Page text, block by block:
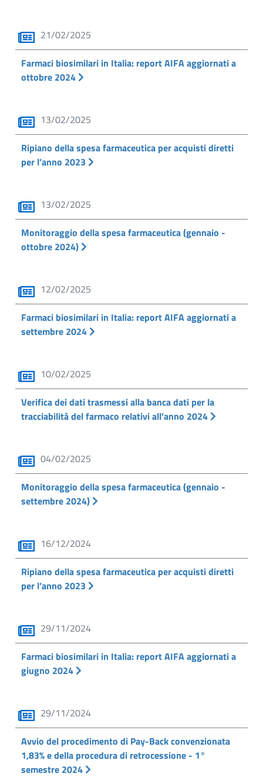
21/02/2025
Farmaci biosimilari in Italia: report AIFA aggiornati a
ottobre 2024
13/02/2025
Ripiano della spesa farmaceutica per acquisti diretti
per l’anno 2023
13/02/2025
Monitoraggio della spesa farmaceutica (gennaio -
ottobre 2024)
12/02/2025
Farmaci biosimilari in Italia: report AIFA aggiornati a
settembre 2024
10/02/2025
Verifica dei dati trasmessi alla banca dati per la
tracciabilità del farmaco relativi all’anno 2024
04/02/2025
Monitoraggio della spesa farmaceutica (gennaio -
settembre 2024)
16/12/2024
Ripiano della spesa farmaceutica per acquisti diretti
per l’anno 2023
29/11/2024
Farmaci biosimilari in Italia: report AIFA aggiornati a
giugno 2024
29/11/2024
Avvio del procedimento di Pay-Back convenzionata
1,83% e della procedura di retrocessione - 1°
semestre 2024